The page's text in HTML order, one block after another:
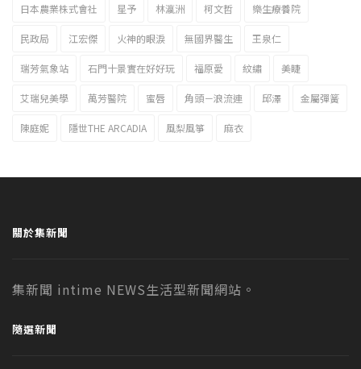
日本農業株式會社 星予 林瀛洲 柯文哲 樂生療養院
民政局 江宏傑 火神的眼淚 無國界醫生 王泉仁
瑞芳氣象站 石門十景實在好好玩 福原愛 紋繡 美睫
艾瑞兒美學 萬芳醫院 蜜唇 角頭－浪流連 邱澤 金屬彈簧
陳庭妮 隱世THE ARCADIA 風梨風箏 麻衣
關於集新聞
集新聞 intime NEWS生活型新聞網站。
隨選新聞